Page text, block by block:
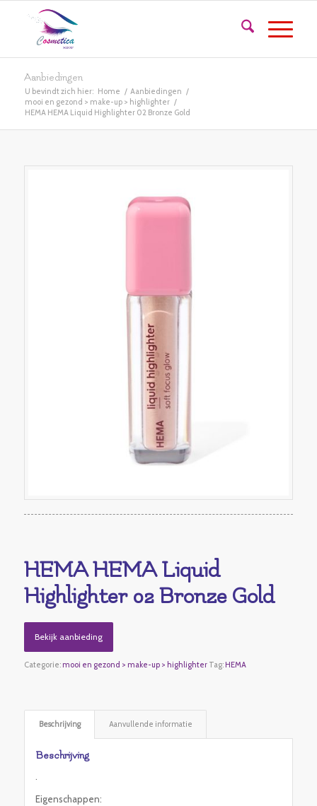
Aanbiedingen
U bevindt zich hier: Home / Aanbiedingen /
mooi en gezond > make-up > highlighter /
HEMA HEMA Liquid Highlighter 02 Bronze Gold
HEMA HEMA Liquid
Highlighter 02 Bronze Gold
Bekijk aanbieding
Categorie: mooi en gezond > make-up > highlighter Tag: HEMA
Beschrijving Aanvullende informatie
Beschrijving
.
Eigenschappen: